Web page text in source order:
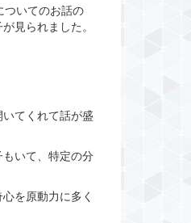
ついてのお話の
見られました。
てくれて話が盛
いて、特定の分
を原動力に多く